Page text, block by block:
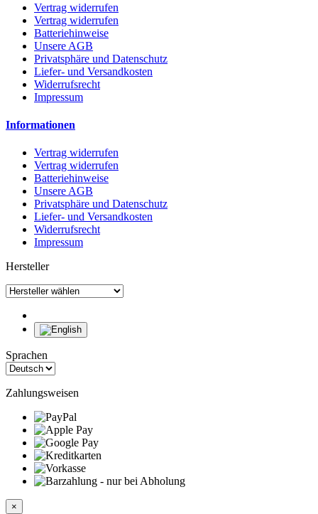
Vertrag widerrufen
Vertrag widerrufen
Batteriehinweise
Unsere AGB
Privatsphäre und Datenschutz
Liefer- und Versandkosten
Widerrufsrecht
Impressum
Informationen
Vertrag widerrufen
Vertrag widerrufen
Batteriehinweise
Unsere AGB
Privatsphäre und Datenschutz
Liefer- und Versandkosten
Widerrufsrecht
Impressum
Hersteller
Sprachen
Zahlungsweisen
×